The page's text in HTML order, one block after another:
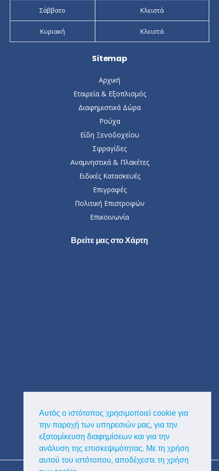
Αυτός ο ιστότοπος χρησιμοποιεί cookie για
την παροχή των υπηρεσιών μας, για την
εξατομίκευση διαφημίσεων και για την
ανάλυση της επισκεψιμότητας. Με τη χρήση
αυτού του ιστότοπου, αποδέχεστε τη χρήση
Σάββατο Κλειστά
Κυριακή Κλειστά
Sitemap
Αρχική
Εταιρεία & Εξοπλισμός
Διαφημιστικά Δώρα
Ρούχα
Είδη Ξενοδοχείου
Σφραγίδες
Αναμνηστικά & Πλακέτες
Ειδικές Κατασκευές
Επιγραφές
Πολιτική Επιστροφών
Επικοινωνία
Βρείτε μας στο Χάρτη